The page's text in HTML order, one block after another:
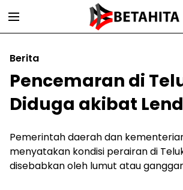
Berita
Pencemaran di
Diduga akibat
Pemerintah daerah dan
menyatakan kondisi perairan di
disebabkan oleh lumut atau